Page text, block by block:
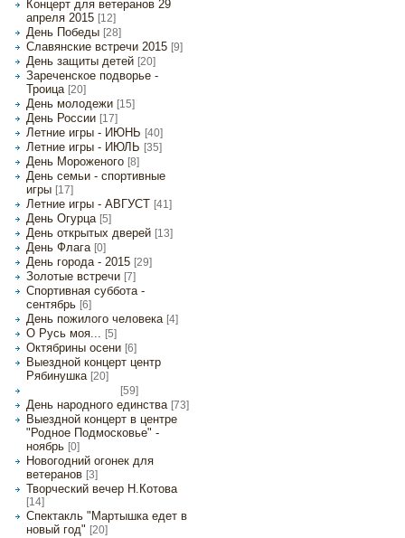
Концерт для ветеранов 29
апреля 2015 [12]
День Победы [28]
Славянские встречи 2015 [9]
День защиты детей [20]
Зареченское подворье -
Троица [20]
День молодежи [15]
День России [17]
Летние игры - ИЮНЬ [40]
Летние игры - ИЮЛЬ [35]
День Мороженого [8]
День семьи - спортивные
игры [17]
Летние игры - АВГУСТ [41]
День Огурца [5]
День открытых дверей [13]
День Флага [0]
День города - 2015 [29]
Золотые встречи [7]
Спортивная суббота -
сентябрь [6]
День пожилого человека [4]
О Русь моя... [5]
Октябрины осени [6]
Выездной концерт центр
Рябинушка [20]
[59]
День народного единства [73]
Выездной концерт в центре
"Родное Подмосковье" -
ноябрь [0]
Новогодний огонек для
ветеранов [3]
Творческий вечер Н.Котова
[14]
Спектакль "Мартышка едет в
новый год" [20]